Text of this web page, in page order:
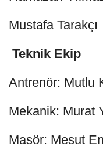
Mustafa Tarakçı
Teknik Ekip
Antrenör: Mutlu
Mekanik: Murat
Masör: Mesut